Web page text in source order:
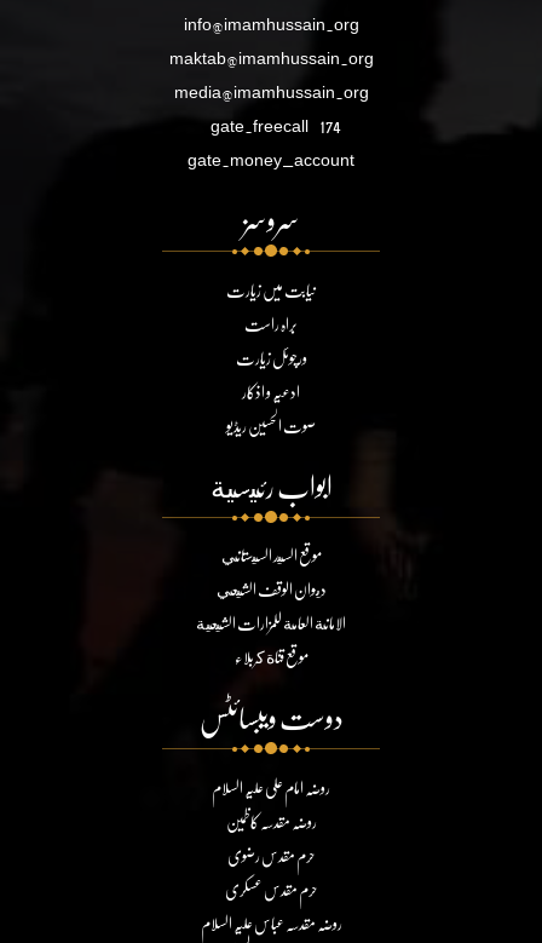
info@imamhussain.org
maktab@imamhussain.org
media@imamhussain.org
gate.freecall 174
gate.money_account
سروسز
نیابت میں زیارت
براہ راست
ورچوئل زیارت
ادعیہ و اذکار
صوت الحسین ریڈیو
ابواب رئيسية
موقع السيد السيستاني
ديوان الوقف الشيعي
الامانة العامة للمزارات الشيعية
موقع قناة كربلاء
دوست ویبسائٹس
روضہ امام علی علیہ السلام
روضہ مقدسہ کاظمین
حرم مقدس رضوی
حرم مقدس عسکری
روضہ مقدسہ عباس علیہ السلام